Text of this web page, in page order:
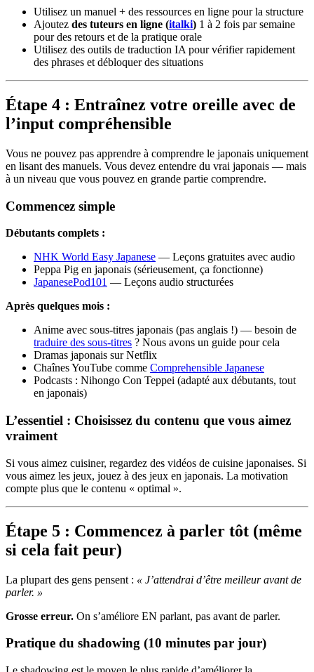
Utilisez un manuel + des ressources en ligne pour la structure
Ajoutez des tuteurs en ligne (italki) 1 à 2 fois par semaine
pour des retours et de la pratique orale
Utilisez des outils de traduction IA pour vérifier rapidement
des phrases et débloquer des situations
Étape 4 : Entraînez votre oreille avec de
l’input compréhensible
Vous ne pouvez pas apprendre à comprendre le japonais uniquement
en lisant des manuels. Vous devez entendre du vrai japonais — mais
à un niveau que vous pouvez en grande partie comprendre.
Commencez simple
Débutants complets :
NHK World Easy Japanese — Leçons gratuites avec audio
Peppa Pig en japonais (sérieusement, ça fonctionne)
JapanesePod101 — Leçons audio structurées
Après quelques mois :
Anime avec sous-titres japonais (pas anglais !) — besoin de
traduire des sous-titres ? Nous avons un guide pour cela
Dramas japonais sur Netflix
Chaînes YouTube comme Comprehensible Japanese
Podcasts : Nihongo Con Teppei (adapté aux débutants, tout
en japonais)
L’essentiel : Choisissez du contenu que vous aimez
vraiment
Si vous aimez cuisiner, regardez des vidéos de cuisine japonaises. Si
vous aimez les jeux, jouez à des jeux en japonais. La motivation
compte plus que le contenu « optimal ».
Étape 5 : Commencez à parler tôt (même
si cela fait peur)
La plupart des gens pensent : « J’attendrai d’être meilleur avant de
parler. »
Grosse erreur. On s’améliore EN parlant, pas avant de parler.
Pratique du shadowing (10 minutes par jour)